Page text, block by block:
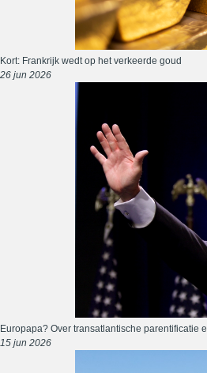
Kort: Frankrijk wedt op het verkeerde goud
26 jun 2026
Europapa? Over transatlantische parentificatie
15 jun 2026